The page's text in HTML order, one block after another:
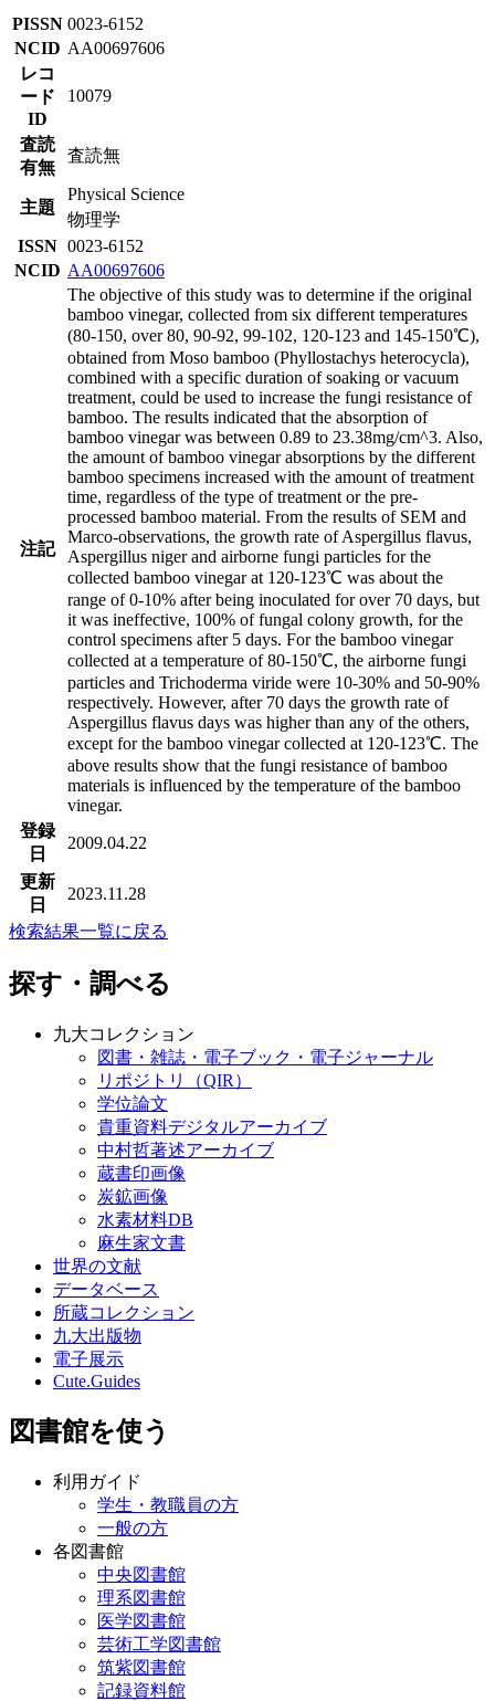
PISSN 0023-6152
NCID AA00697606
レコ
ード
ID
10079
査読
有無
査読無
主題
Physical Science
物理学
ISSN 0023-6152
NCID AA00697606
注記
The objective of this study was to determine if the original
bamboo vinegar, collected from six different temperatures
(80-150, over 80, 90-92, 99-102, 120-123 and 145-150℃),
obtained from Moso bamboo (Phyllostachys heterocycla),
combined with a specific duration of soaking or vacuum
treatment, could be used to increase the fungi resistance of
bamboo. The results indicated that the absorption of
bamboo vinegar was between 0.89 to 23.38mg/cm^3. Also,
the amount of bamboo vinegar absorptions by the different
bamboo specimens increased with the amount of treatment
time, regardless of the type of treatment or the pre-
processed bamboo material. From the results of SEM and
Marco-observations, the growth rate of Aspergillus flavus,
Aspergillus niger and airborne fungi particles for the
collected bamboo vinegar at 120-123℃ was about the
range of 0-10% after being inoculated for over 70 days, but
it was ineffective, 100% of fungal colony growth, for the
control specimens after 5 days. For the bamboo vinegar
collected at a temperature of 80-150℃, the airborne fungi
particles and Trichoderma viride were 10-30% and 50-90%
respectively. However, after 70 days the growth rate of
Aspergillus flavus days was higher than any of the others,
except for the bamboo vinegar collected at 120-123℃. The
above results show that the fungi resistance of bamboo
materials is influenced by the temperature of the bamboo
vinegar.
登録
日
2009.04.22
更新
日
2023.11.28
検索結果一覧に戻る
探す・調べる
九大コレクション
図書・雑誌・電子ブック・電子ジャーナル
リポジトリ（QIR）
学位論文
貴重資料デジタルアーカイブ
中村哲著述アーカイブ
蔵書印画像
炭鉱画像
水素材料DB
麻生家文書
世界の文献
データベース
所蔵コレクション
九大出版物
電子展示
Cute.Guides
図書館を使う
利用ガイド
学生・教職員の方
一般の方
各図書館
中央図書館
理系図書館
医学図書館
芸術工学図書館
筑紫図書館
記録資料館